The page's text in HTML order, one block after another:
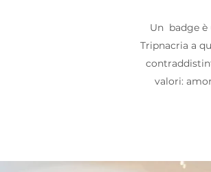
Un badge
Tripnacria a
valori: